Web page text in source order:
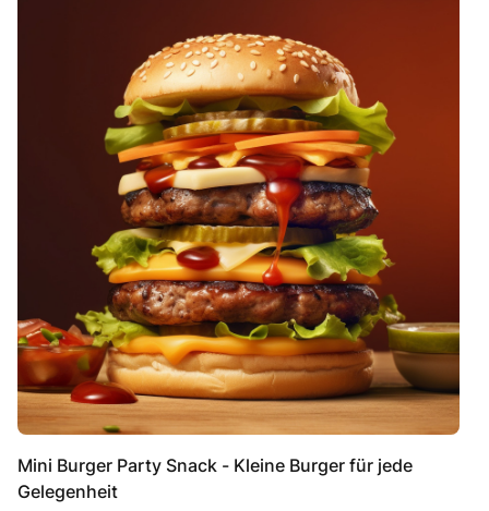
Mini Burger Party Snack - Kleine Burger für jede
Gelegenheit